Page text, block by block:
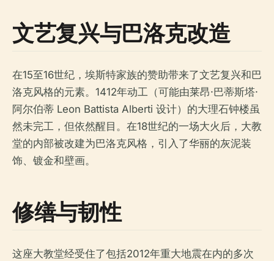
文艺复兴与巴洛克改造
在15至16世纪，埃斯特家族的赞助带来了文艺复兴和巴
洛克风格的元素。1412年动工（可能由莱昂·巴蒂斯塔·
阿尔伯蒂 Leon Battista Alberti 设计）的大理石钟楼虽
然未完工，但依然醒目。在18世纪的一场大火后，大教
堂的内部被改建为巴洛克风格，引入了华丽的灰泥装
饰、镀金和壁画。
修缮与韧性
这座大教堂经受住了包括2012年重大地震在内的多次